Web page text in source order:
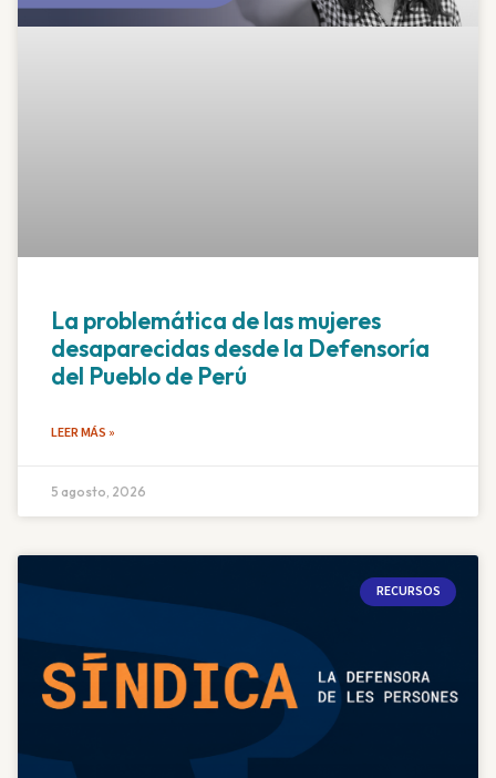
La problemática de las mujeres
desaparecidas desde la Defensoría
del Pueblo de Perú
LEER MÁS »
5 agosto, 2026
RECURSOS